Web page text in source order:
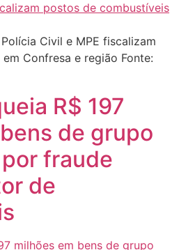
Civil e MPE fiscalizam
Confresa e região Fonte:
R$ 197
de grupo
fraude
de